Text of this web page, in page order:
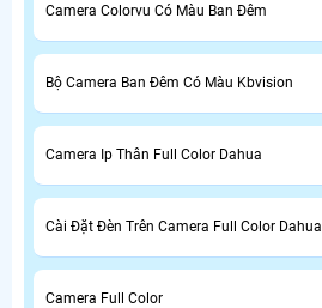
Camera Colorvu Có Màu Ban Đêm
Bộ Camera Ban Đêm Có Màu Kbvision
Camera Ip Thân Full Color Dahua
Cài Đặt Đèn Trên Camera Full Color Dahua
Camera Full Color